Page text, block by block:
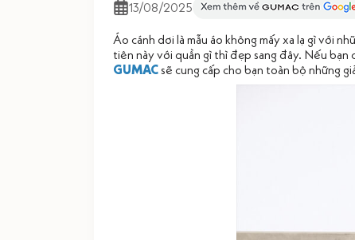
13/08/2025
Áo cánh dơi là mẫu áo không mấy xa lạ gì với
tiên này với quần gì thì đẹp sang đây. Nếu bạn
GUMACsẽ cung cấp cho bạn toàn bộ những